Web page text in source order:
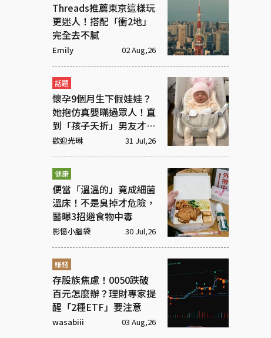
Threads推薦東京這樣玩
更迷人！搭配「衝2地」
完全去不膩
Emily 02 Aug,26
話題
懷孕9個月生下假娃娃？
她抱仿真嬰瞞過眾人！直
到「孩子夭折」男友才知
受騙
歡迎光琳 31 Jul,26
健康
便當「溫溫的」竟成細菌
溫床！不是臭掉才危險，
醫曝3招避食物中毒
影憶小腦袋 30 Jul,26
賺錢
存股族焦慮！0050跌破
百元怎麼辦？理財專家提
醒「2種ETF」要注意
wasabiii 03 Aug,26